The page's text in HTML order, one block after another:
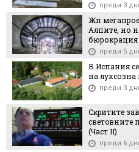
преди 3
Жп
Алпите, но
бюрокрация
преди 5
В Испания
на
преди 3
Cĸpититe
cвeтoвнитe
(Чacт ІI)
преди 6